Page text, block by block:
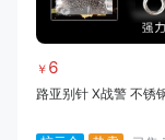
￥ 6
路亚别针 X战警 不锈